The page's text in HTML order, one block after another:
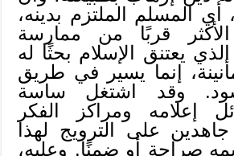
أي المسلم الملتزم بدينه،
قربًا من ممارسة
يعتنق الإسلام بحثًا له
إنما يسير في طريق
وقد اشتغل ساسة
إعلامه ومراكز الفكر
على الترويج لهذا
صراحة أو ضمنًا. وعليه،